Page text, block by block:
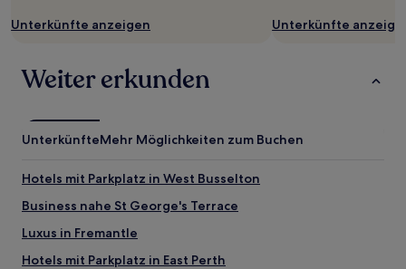
Unterkünfte anzeigen Unterkünfte
Weiter erkunden
UnterkünfteMehr Möglichkeiten zum Buchen
Hotels mit Parkplatz in West Busselton
Business nahe St George's Terrace
Luxus in Fremantle
Hotels mit Parkplatz in East Perth